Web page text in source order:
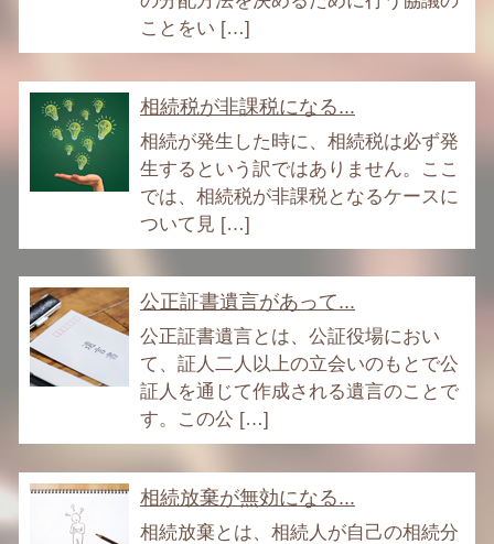
ことをい […]
相続税が非課税になる...
相続が発生した時に、相続税は必ず発
生するという訳ではありません。ここ
では、相続税が非課税となるケースに
ついて見 […]
公正証書遺言があって...
公正証書遺言とは、公証役場におい
て、証人二人以上の立会いのもとで公
証人を通じて作成される遺言のことで
す。この公 […]
相続放棄が無効になる...
相続放棄とは、相続人が自己の相続分